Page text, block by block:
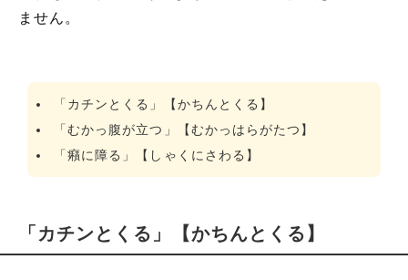
ません。
「カチンとくる」【かちんとくる】
「むかっ腹が立つ」【むかっはらがたつ】
「癪に障る」【しゃくにさわる】
「カチンとくる」【かちんとくる】